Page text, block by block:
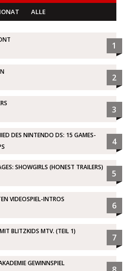
ALLE
1
2
3
DES NINTENDO DS: 15 GAMES-
4
SHOWGIRLS (HONEST TRAILERS)
5
VIDEOSPIEL-INTROS
6
BLITZKIDS MTV. (TEIL 1)
7
GEWINNSPIEL